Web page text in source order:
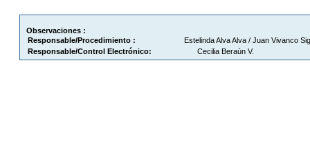
Observaciones :
Responsable/Procedimiento :
Estelinda Alva Alva / Juan Vivanco
Responsable/Control Electrónico:
Cecilia Beraún V.